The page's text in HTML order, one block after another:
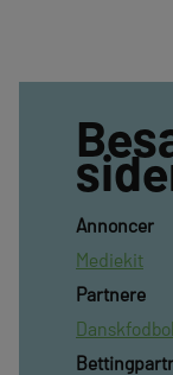
Annoncer
Mediekit
Partnere